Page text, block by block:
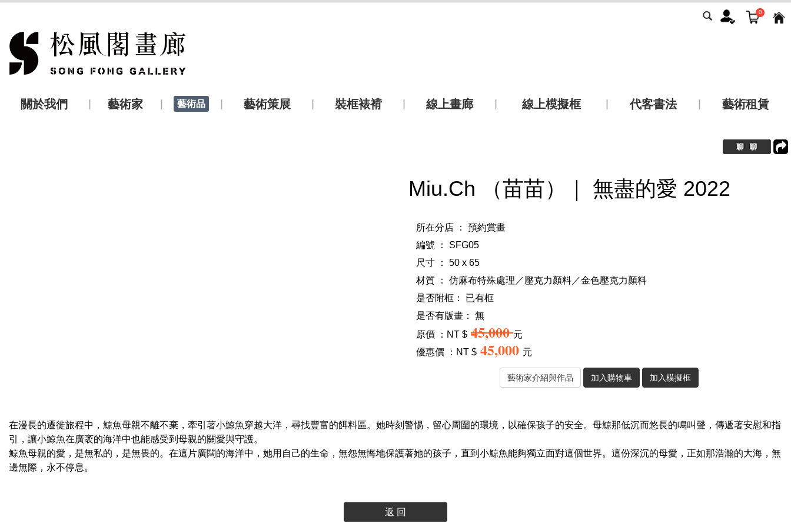
0
關於我們 藝術家 藝術品 藝術策展 裝框裱褙 線上畫廊 線上模擬框 代客書法 藝術租賃
Miu.Ch （苗苗）｜ 無盡的愛 2022
所在分店 ： 預約賞畫
編號 ： SFG05
尺寸 ： 50 x 65
材質 ： 仿麻布特殊處理／壓克力顏料／金色壓克力顏料
是否附框：
已有框
是否有版畫：
無
原價 ：NT $ 45,000元
優惠價 ：NT $ 45,000 元
在漫長的遷徙旅程中，鯨魚母親不離不棄，牽引著小鯨魚穿越大洋，尋找豐富的餌料區。她時刻警惕，留心周圍的環境，以確保孩子的安全。母鯨那低沉而悠長的鳴叫聲，傳遞著安慰和指
引，讓小鯨魚在廣袤的海洋中也能感受到母親的關愛與守護。
鯨魚母親的愛，是無私的，是無畏的。在這片廣闊的海洋中，她用自己的生命，無怨無悔地保護著她的孩子，直到小鯨魚能夠獨立面對這個世界。這份深沉的母愛，正如那浩瀚的大海，無
邊無際，永不停息。
返 回